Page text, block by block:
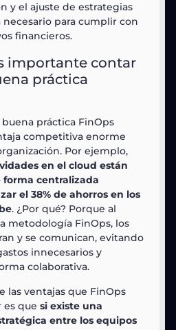
y el ajuste de estrategias
necesario para cumplir con
financieros.
importante contar
práctica
práctica FinOps
competitiva enorme
Por ejemplo,
en el cloud están
forma centralizada
el 38% de ahorros en los
. ¿Por qué? Porque al
metodología FinOps, los
y se comunican, evitando
innecesarios y
colaborativa.
las ventajas que FinOps
es que si existe una
entre los equipos